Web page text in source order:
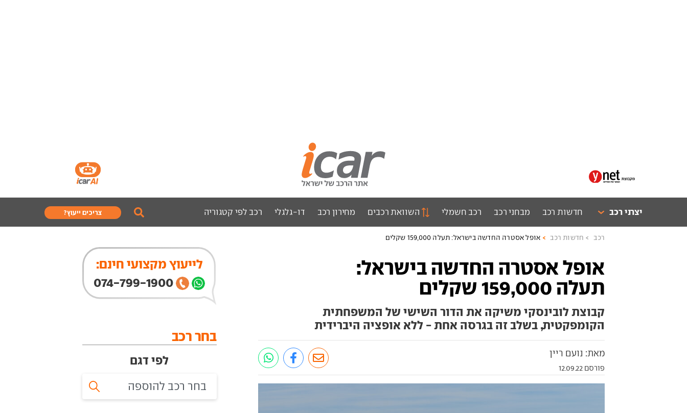
יצרני רכב חדשות רכב מבחני רכב רכב חשמלי השוואת רכבים מחירון רכב דו-גלגלי רכב לפי קטגוריה צריכים ייעוץ?
רכב חדשות רכב אופל אסטרה החדשה בישראל: תעלה 159,000 שקלים
אופל אסטרה החדשה בישראל:
תעלה 159,000 שקלים
קבוצת לובינסקי משיקה את הדור השישי של המשפחתית
הקומפקטית, בשלב זה בגרסה אחת - ללא אופציה היברידית
מאת: נועם ריין
פורסם 12.09.22
לייעוץ מקצועי חינם:
074-799-1900
בחר רכב
לפי דגם